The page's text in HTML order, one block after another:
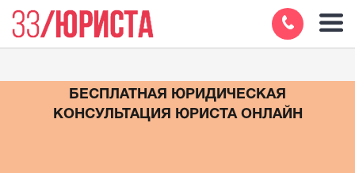
БЕСПЛАТНАЯ ЮРИДИЧЕСКАЯ
КОНСУЛЬТАЦИЯ ЮРИСТА ОНЛАЙН